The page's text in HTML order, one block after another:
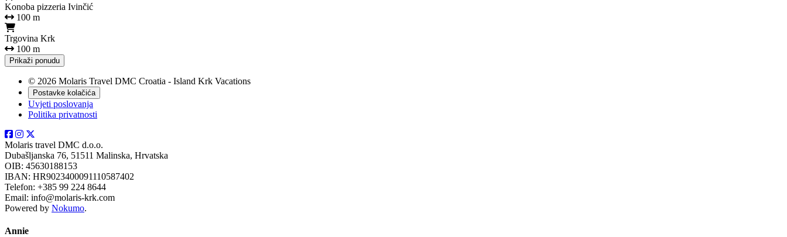
Konoba pizzeria Ivinčić
100 m
Trgovina Krk
100 m
Prikaži ponudu
© 2026 Molaris Travel DMC Croatia - Island Krk Vacations
Postavke kolačića
Uvjeti poslovanja
Politika privatnosti
Molaris travel DMC d.o.o.
Dubašljanska 76, 51511 Malinska, Hrvatska
OIB: 45630188153
IBAN: HR9023400091110587402
Telefon: +385 99 224 8644
Email: info@molaris-krk.com
Powered by Nokumo.
Annie